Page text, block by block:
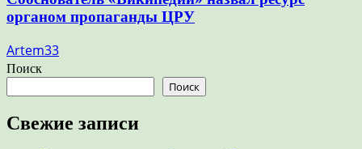
органом пропаганды ЦРУ
Artem33
Поиск
Поиск
Свежие записи